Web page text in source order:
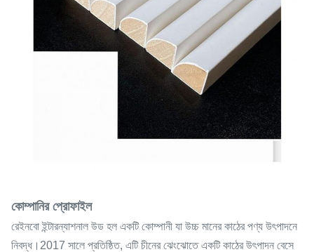
কোম্পানির প্রোফাইল
রেইনবো ইন্টারন্যাশনাল উড হল একটি কোম্পানী যা উচ্চ মানের কাঠের পণ্য উৎপাদনে
নিবদ্ধ।2017 সালে প্রতিষ্ঠিত, এটি চীনের ঝেংঝোতে একটি কাঠের উৎপাদন বেসে